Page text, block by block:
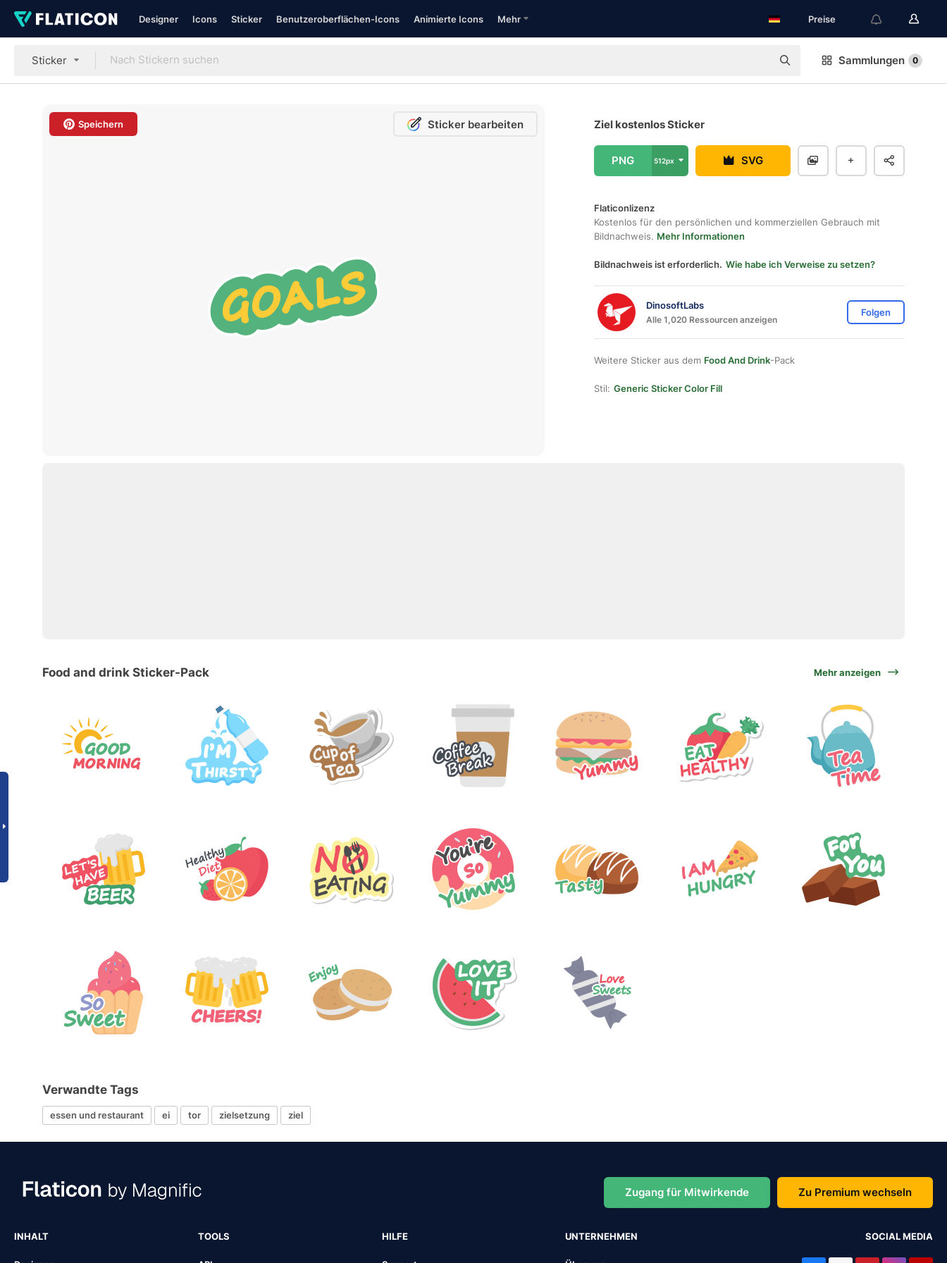
Designer Icons Sticker Benutzeroberflächen-Icons Animierte Icons Mehr Preise
Sticker Sammlungen 0
Speichern Sticker bearbeiten Ziel kostenlos Sticker
PNG 512px SVG
Flaticonlizenz
Kostenlos für den persönlichen und kommerziellen Gebrauch mit
Bildnachweis. Mehr Informationen
Bildnachweis ist erforderlich. Wie habe ich Verweise zu setzen?
DinosoftLabs
Alle 1,020 Ressourcen anzeigen
Folgen
Weitere Sticker aus dem Food And Drink-Pack
Stil: Generic Sticker Color Fill
Food and drink Sticker-Pack Mehr anzeigen
Verwandte Tags
essen und restaurant ei tor zielsetzung ziel
Zugang für Mitwirkende Zu Premium wechseln
INHALT TOOLS HILFE UNTERNEHMEN SOCIAL MEDIA